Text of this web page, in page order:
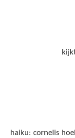
haiku: cornelis